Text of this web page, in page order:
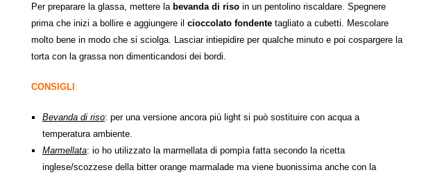
Per preparare la glassa, mettere la bevanda di riso in un pentolino riscaldare. Spegnere
prima che inizi a bollire e aggiungere il cioccolato fondente tagliato a cubetti. Mescolare
molto bene in modo che si sciolga. Lasciar intiepidire per qualche minuto e poi cospargere la
torta con la grassa non dimenticandosi dei bordi.
CONSIGLI:
Bevanda di riso: per una versione ancora più light si può sostituire con acqua a
temperatura ambiente.
Marmellata: io ho utilizzato la marmellata di pompìa fatta secondo la ricetta
inglese/scozzese della bitter orange marmalade ma viene buonissima anche con la